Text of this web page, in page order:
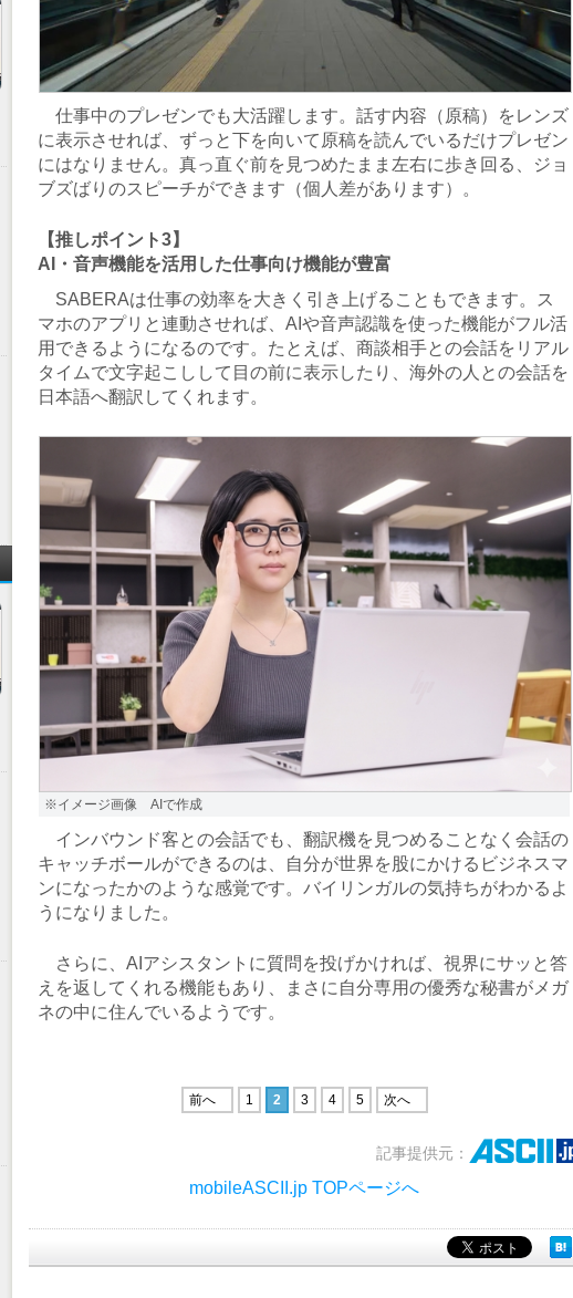
仕事中のプレゼンでも大活躍します。話す内容（原稿）をレンズ
に表示させれば、ずっと下を向いて原稿を読んでいるだけプレゼン
にはなりません。真っ直ぐ前を見つめたまま左右に歩き回る、ジョ
ブズばりのスピーチができます（個人差があります）。
【推しポイント3】
AI・音声機能を活用した仕事向け機能が豊富
SABERAは仕事の効率を大きく引き上げることもできます。ス
マホのアプリと連動させれば、AIや音声認識を使った機能がフル活
用できるようになるのです。たとえば、商談相手との会話をリアル
タイムで文字起こしして目の前に表示したり、海外の人との会話を
日本語へ翻訳してくれます。
※イメージ画像 AIで作成
インバウンド客との会話でも、翻訳機を見つめることなく会話の
キャッチボールができるのは、自分が世界を股にかけるビジネスマ
ンになったかのような感覚です。バイリンガルの気持ちがわかるよ
うになりました。
さらに、AIアシスタントに質問を投げかければ、視界にサッと答
えを返してくれる機能もあり、まさに自分専用の優秀な秘書がメガ
ネの中に住んでいるようです。
前へ 1 2 3 4 5 次へ
記事提供元：
mobileASCII.jp TOPページへ